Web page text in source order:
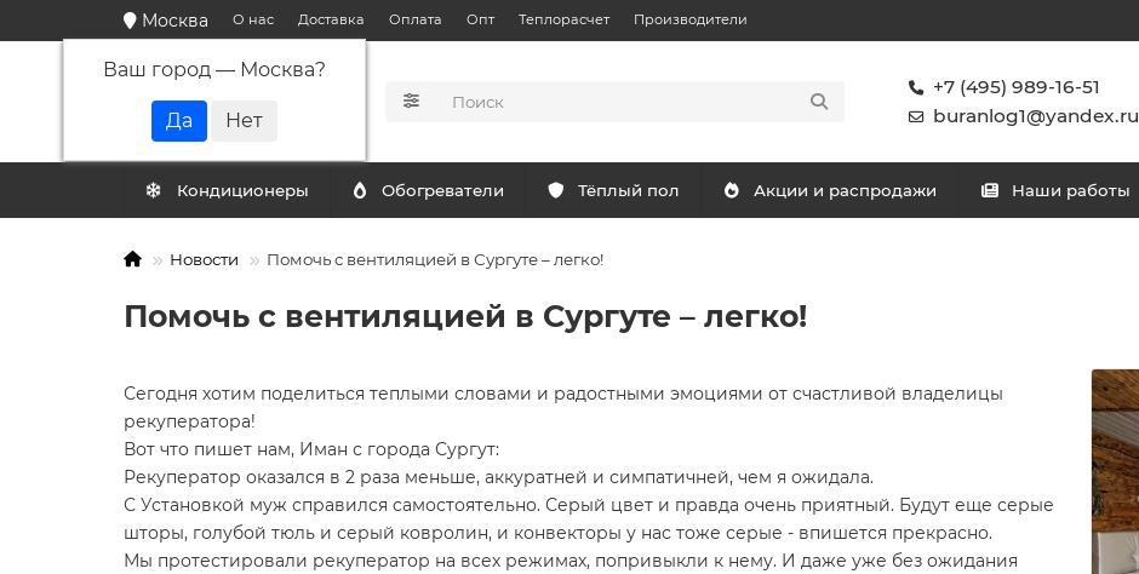
Москва
Ваш город — Москва?
О нас Доставка Оплата Опт Теплорасчет Производители
+7 (495) 989-16-51
buranlog1@yandex.ru
Кондиционеры Обогреватели Тёплый пол Акции и распродажи Наши работы
Новости Помочь с вентиляцией в Сургуте – легко!
Помочь с вентиляцией в Сургуте – легко!
Сегодня хотим поделиться теплыми словами и радостными эмоциями от счастливой владелицы
рекуператора!
Вот что пишет нам, Иман с города Сургут:
Рекуператор оказался в 2 раза меньше, аккуратней и симпатичней, чем я ожидала.
С Установкой муж справился самостоятельно. Серый цвет и правда очень приятный. Будут еще серые
шторы, голубой тюль и серый ковролин, и конвекторы у нас тоже серые - впишется прекрасно.
Мы протестировали рекуператор на всех режимах, попривыкли к нему. И даже уже без ожидания